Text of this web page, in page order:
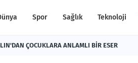
Spor Sağlık Teknoloji
ÇOCUKLARA ANLAMLI BİR ESER